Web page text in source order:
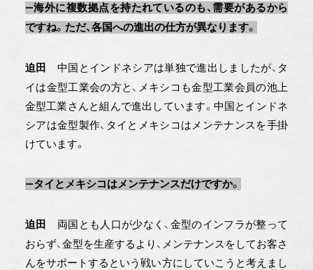
―海外に複数拠点を持たれているのも、需要があるから
ですね。ただ、各国への進出の仕方が異なります。
迫田
中国とインドネシアは単独で進出しましたが、タ
イは金型工業会の方と、メキシコも金型工業会員の池上
金型工業さんと組んで進出しています。中国とインドネ
シアは金型製作、タイとメキシコはメンテナンスを手掛
けています。
―タイとメキシコはメンテナンスだけですか。
迫田
両国とも人口が少なく、金型のインフラが整って
おらず、金型を生産するより、メンテナンスをしてお客さ
んをサポートするという戦い方にしていこうと考えまし